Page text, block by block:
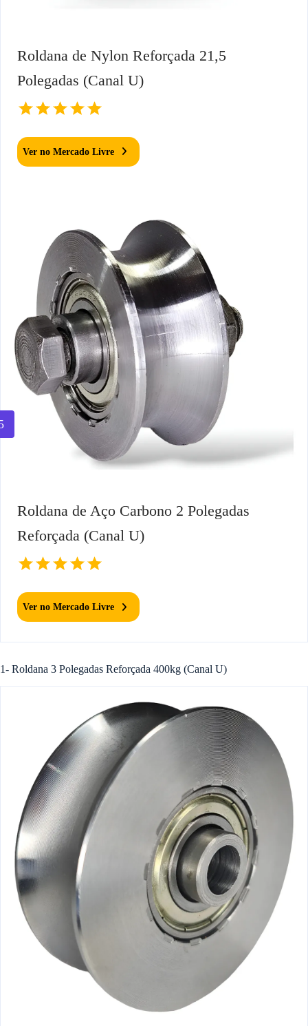
Roldana de Nylon Reforçada 21,5
Polegadas (Canal U)
Ver no Mercado Livre
Roldana de Aço Carbono 2 Polegadas
Reforçada (Canal U)
Ver no Mercado Livre
1- Roldana 3 Polegadas Reforçada 400kg (Canal U)